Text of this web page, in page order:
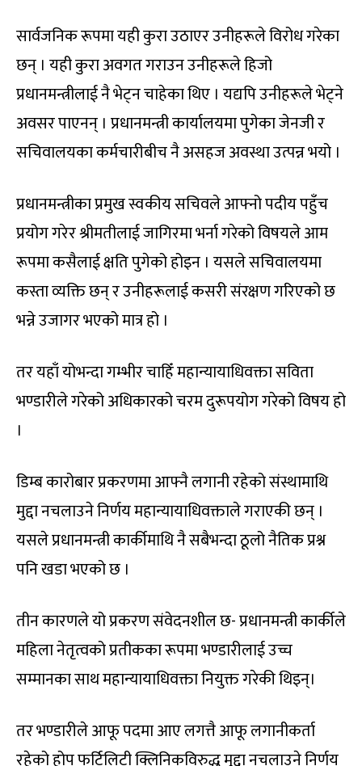
सार्वजनिक रूपमा यही कुरा उठाएर उनीहरूले विरोध गरेका
छन् । यही कुरा अवगत गराउन उनीहरूले हिजो
प्रधानमन्त्रीलाई नै भेट्न चाहेका थिए । यद्यपि उनीहरूले भेट्ने
अवसर पाएनन् । प्रधानमन्त्री कार्यालयमा पुगेका जेनजी र
सचिवालयका कर्मचारीबीच नै असहज अवस्था उत्पन्न भयो ।
प्रधानमन्त्रीका प्रमुख स्वकीय सचिवले आफ्नो पदीय पहुँच
प्रयोग गरेर श्रीमतीलाई जागिरमा भर्ना गरेको विषयले आम
रूपमा कसैलाई क्षति पुगेको होइन । यसले सचिवालयमा
कस्ता व्यक्ति छन् र उनीहरूलाई कसरी संरक्षण गरिएको छ
भन्ने उजागर भएको मात्र हो ।
तर यहाँ योभन्दा गम्भीर चाहिँ महान्यायाधिवक्ता सविता
भण्डारीले गरेको अधिकारको चरम दुरूपयोग गरेको विषय हो
।
डिम्ब कारोबार प्रकरणमा आफ्नै लगानी रहेको संस्थामाथि
मुद्दा नचलाउने निर्णय महान्यायाधिवक्ताले गराएकी छन् ।
यसले प्रधानमन्त्री कार्कीमाथि नै सबैभन्दा ठूलो नैतिक प्रश्न
पनि खडा भएको छ ।
तीन कारणले यो प्रकरण संवेदनशील छ- प्रधानमन्त्री कार्कीले
महिला नेतृत्वको प्रतीकका रूपमा भण्डारीलाई उच्च
सम्मानका साथ महान्यायाधिवक्ता नियुक्त गरेकी थिइन्।
तर भण्डारीले आफू पदमा आए लगत्तै आफू लगानीकर्ता
रहेको होप फर्टिलिटी क्लिनिकविरुद्ध मुद्दा नचलाउने निर्णय